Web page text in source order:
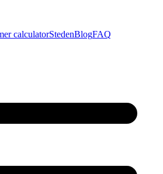
calculatorStedenBlogFAQ